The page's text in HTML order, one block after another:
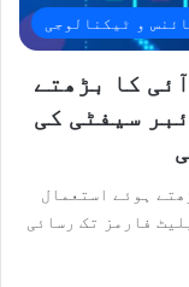
و ٹیکنالوجی
کا بڑھتے
سیفٹی کی
ہوئے استعمال
فارمز تک رسائی